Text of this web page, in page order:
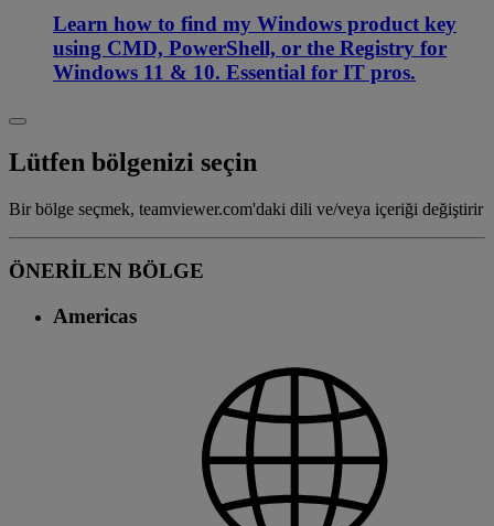
Learn how to find my Windows product key
using CMD, PowerShell, or the Registry for
Windows 11 & 10. Essential for IT pros.
Lütfen bölgenizi seçin
Bir bölge seçmek, teamviewer.com'daki dili ve/veya içeriği değiştirir
ÖNERİLEN BÖLGE
Americas